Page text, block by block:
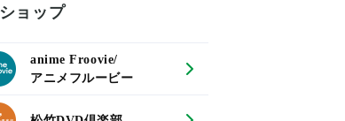
ョップ
anime Froovie/
アニメフルービー